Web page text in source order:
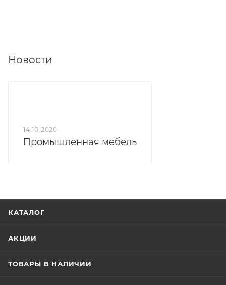
Новости
14.10.2020
Промышленная мебель
КАТАЛОГ
АКЦИИ
ТОВАРЫ В НАЛИЧИИ